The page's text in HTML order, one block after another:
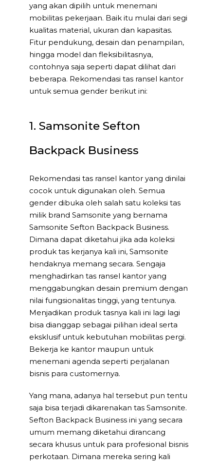
yang akan dipilih untuk menemani
mobilitas pekerjaan. Baik itu mulai dari segi
kualitas material, ukuran dan kapasitas.
Fitur pendukung, desain dan penampilan,
hingga model dan fleksibilitasnya,
contohnya saja seperti dapat dilihat dari
beberapa. Rekomendasi tas ransel kantor
untuk semua gender berikut ini:
1. Samsonite Sefton
Backpack Business
Rekomendasi tas ransel kantor yang dinilai
cocok untuk digunakan oleh. Semua
gender dibuka oleh salah satu koleksi tas
milik brand Samsonite yang bernama
Samsonite Sefton Backpack Business.
Dimana dapat diketahui jika ada koleksi
produk tas kerjanya kali ini, Samsonite
hendaknya memang secara. Sengaja
menghadirkan tas ransel kantor yang
menggabungkan desain premium dengan
nilai fungsionalitas tinggi, yang tentunya.
Menjadikan produk tasnya kali ini lagi lagi
bisa dianggap sebagai pilihan ideal serta
eksklusif untuk kebutuhan mobilitas pergi.
Bekerja ke kantor maupun untuk
menemani agenda seperti perjalanan
bisnis para customernya.
Yang mana, adanya hal tersebut pun tentu
saja bisa terjadi dikarenakan tas Samsonite.
Sefton Backpack Business ini yang secara
umum memang diketahui dirancang
secara khusus untuk para profesional bisnis
perkotaan. Dimana mereka sering kali